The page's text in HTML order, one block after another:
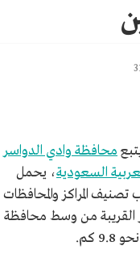
محافظة وادي الدواسر
السعودية، يحمل
المراكز والمحافظات
القريبة من وسط محافظة
كم.